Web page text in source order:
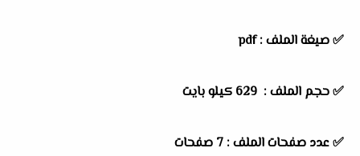
✅ صيغة الملف : pdf
✅ حجم الملف : 629 كيلو بايت
✅ عدد صفحات الملف : 7 صفحات